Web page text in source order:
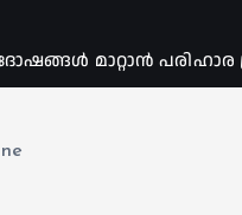
മാറ്റാൻ പരിഹാര